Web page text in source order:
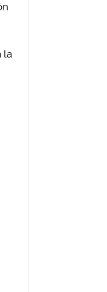
la